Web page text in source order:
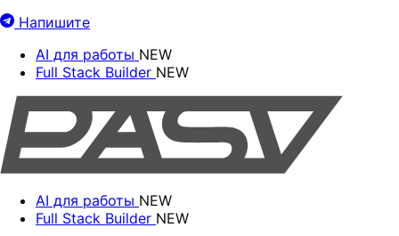
Напишите
AI для работы NEW
Full Stack Builder NEW
AI для работы NEW
Full Stack Builder NEW